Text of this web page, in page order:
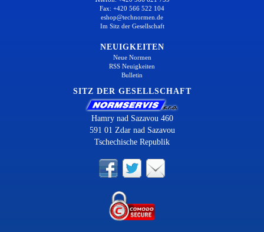
Fax: +420 566 522 104
eshop@technormen.de
Im Sitz der Gesellschaft
NEUIGKEITEN
Neue Normen
RSS Neuigkeiten
Bulletin
SITZ DER GESELLSCHAFT
Hamry nad Sazavou 460
591 01 Zdar nad Sazavou
Tschechische Republik